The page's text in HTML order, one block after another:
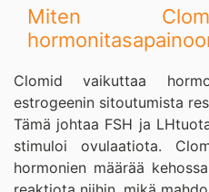
Miten
Clomid vaikuttaa
estrogeenin sitoutumista
Tämä johtaa FSH ja
stimuloi ovulaatiota.
hormonien määrää